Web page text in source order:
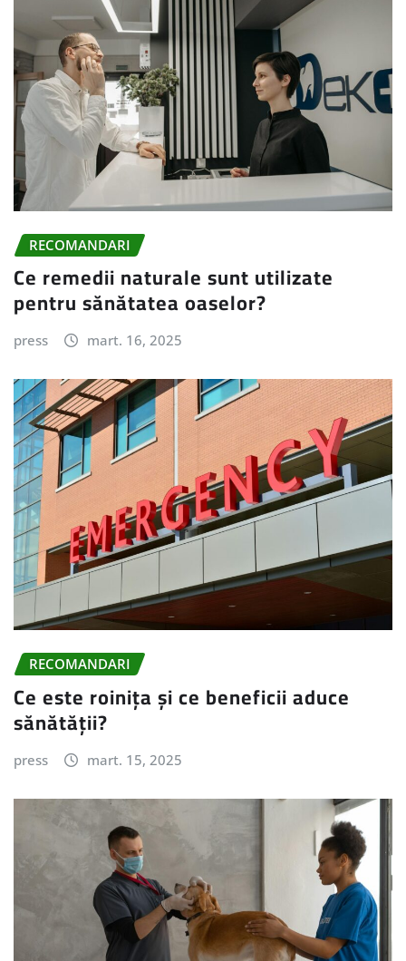
RECOMANDARI
Ce remedii naturale sunt utilizate
pentru sănătatea oaselor?
press mart. 16, 2025
RECOMANDARI
Ce este roinița și ce beneficii aduce
sănătății?
press mart. 15, 2025